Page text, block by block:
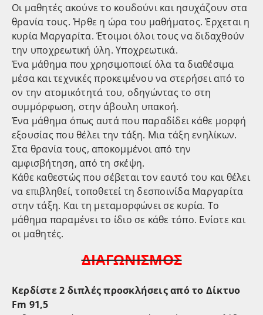
Οι μαθητές ακούνε το κουδούνι και ησυχάζουν στα
θρανία τους. Ήρθε η ώρα του μαθήματος. Έρχεται η
κυρία Μαργαρίτα. Έτοιμοι όλοι τους να διδαχθούν
την υποχρεωτική ύλη. Υποχρεωτικά.
Ένα μάθημα που χρησιμοποιεί όλα τα διαθέσιμα
μέσα και τεχνικές προκειμένου να στερήσει από το
ον την ατομικότητά του, οδηγώντας το στη
συμμόρφωση, στην άβουλη υπακοή.
Ένα μάθημα όπως αυτά που παραδίδει κάθε μορφή
εξουσίας που θέλει την τάξη. Μια τάξη ενηλίκων.
Στα θρανία τους, αποκομμένοι από την
αμφισβήτηση, από τη σκέψη.
Κάθε καθεστώς που σέβεται τον εαυτό του και θέλει
να επιβληθεί, τοποθετεί τη δεσποινίδα Μαργαρίτα
στην τάξη. Και τη μεταμορφώνει σε κυρία. Το
μάθημα παραμένει το ίδιο σε κάθε τόπο. Ενίοτε και
οι μαθητές.
ΔΙΑΓΩΝΙΣΜΟΣ
Κερδίστε 2 διπλές προσκλήσεις από το Δίκτυο
Fm 91,5